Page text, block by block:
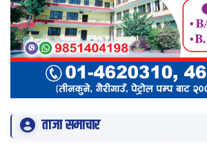
ताजा समाचार